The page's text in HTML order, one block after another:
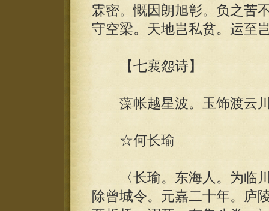
霖密。慨因朗旭彰。负之苦
守空梁。天地岂私贫。运至
【七襄怨诗】
藻帐越星波。玉饰渡云
☆何长瑜
〈长瑜。东海人。为临川
除曾城令。元嘉二十年。庐